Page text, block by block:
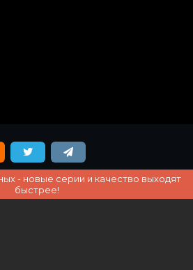
- новые серии и качество выходят
быстрее!